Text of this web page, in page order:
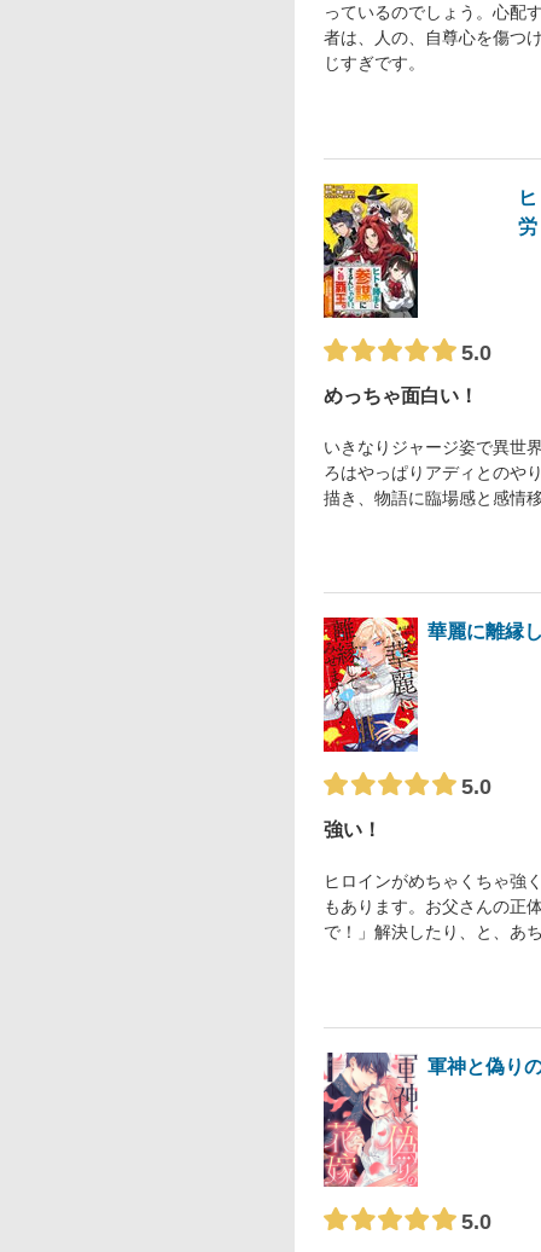
っているのでしょう。心配
者は、人の、自尊心を傷つ
じすぎです。
労
5.0
めっちゃ面白い！
いきなりジャージ姿で異世
ろはやっぱりアディとのや
描き、物語に臨場感と感情
華麗に離縁
5.0
強い！
ヒロインがめちゃくちゃ強
もあります。お父さんの正
で！」解決したり、と、あ
軍神と偽り
5.0